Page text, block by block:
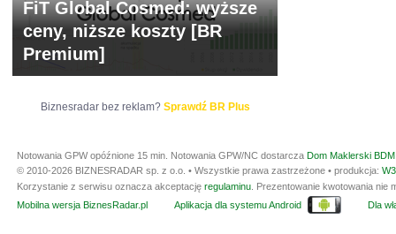
FiT Global Cosmed: wyższe
ceny, niższe koszty [BR
Premium]
Biznesradar bez reklam? Sprawdź BR Plus
Notowania GPW opóźnione 15 min. Notowania GPW/NC dostarcza Dom Maklerski
© 2010-2026 BIZNESRADAR sp. z o.o. • Wszystkie prawa zastrzeżone • produkcja:
Korzystanie z serwisu oznacza akceptację regulaminu . Prezentowanie kwotowania
Mobilna wersja BiznesRadar.pl
Aplikacja dla systemu Android Dla